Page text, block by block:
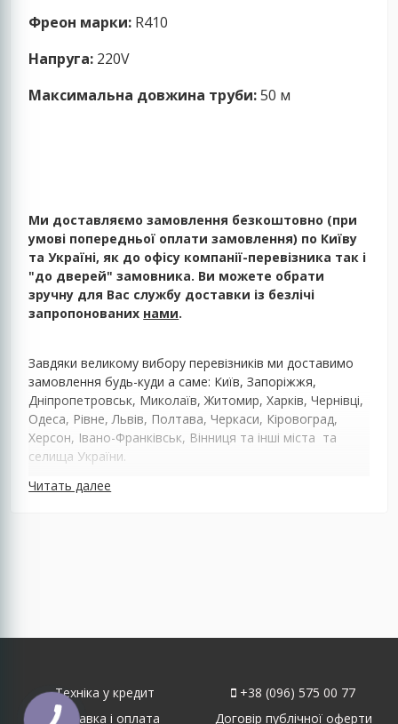
Фреон марки: R410
Напруга: 220V
Максимальна довжина труби:50 м
Ми доставляємо замовлення безкоштовно (при
умові попередньої оплати замовлення) по Київу
та Україні, як до офісу компанії-перевізника так і
"до дверей" замовника. Ви можете обрати
зручну для Вас службу доставки із безлічі
запропонованих нами.
Завдяки великому вибору перевізників ми доставимо
замовлення будь-куди а саме: Київ, Запоріжжя,
Дніпропетровськ, Миколаїв, Житомир, Харків, Чернівці,
Одеса, Рівне, Львів, Полтава, Черкаси, Кіровоград,
Херсон, Івано-Франківськ, Вінниця та інші міста та
селища України.
Читать далее
Техніка у кредит
Доставка і оплата
+38 (096) 575 00 77
Договір публічної оферти